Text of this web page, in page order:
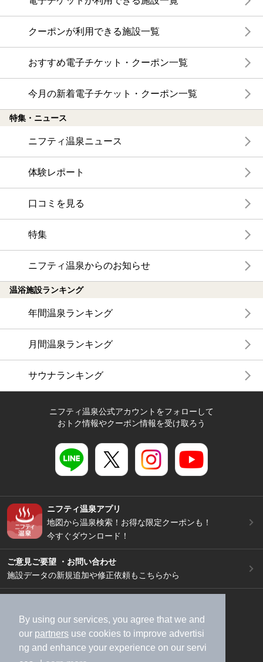
By using our services, you agree that we and
our partners use cookies to improve advertisi
ng and enhance your experience on our servi
クーポンが利用できる施設一覧
おすすめ電子チケット・クーポン一覧
今月の新着電子チケット・クーポン一覧
特集・ニュース
ニフティ温泉ニュース
体験レポート
口コミを見る
特集
ニフティ温泉からのお知らせ
温浴施設ランキング
年間温泉ランキング
月間温泉ランキング
サウナランキング
ニフティ温泉公式アカウントをフォローして
おトク情報やクーポン情報を受け取ろう
ニフティ温泉アプリ
地図から温泉検索！お得な限定クーポンも！
今すぐダウンロード！
ご意見ご要望 ・お問い合わせ
施設データの新規追加や修正依頼もこちらから
加盟店募集（資料請求）
広告出稿のご案内
利用規約
ライフスタイルMEMBERS+規約
特定商取引法に基づく表記
ヘルプ 採用情報